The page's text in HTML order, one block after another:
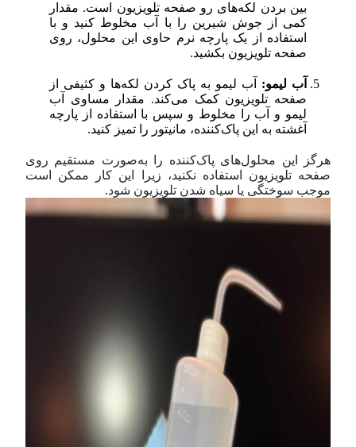
بین بردن لکه‌های رو صفحه تلویزیون است. مقدار
کمی از جوش شیرین را با آب مخلوط کنید و با
استفاده از یک پارچه نرم حاوی این محلول، روی
صفحه تلویزیون بکشید.
آب لیمو:
آب لیمو به پاک کردن لکه‌ها و کثیفی از
صفحه تلویزیون کمک می‌کند. مقدار مساوی آب
لیمو و آب را مخلوط و سپس با استفاده از پارچه
آغشته به این پاک‌کننده، مانیتور را تمیز کنید.
هرگز این محلول‌های پاک‌کننده را به‌صورت مستقیم روی
صفحه تلویزیون استفاده نکنید، زیرا این کار ممکن است
موجب سوختگی یا سیاه شدن تلویزیون شود.